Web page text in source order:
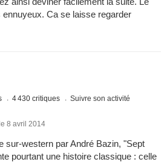
Ca se laisse regarder
4 430 critiques Suivre son activité
8 avril 2014
sur-western par André Bazin, "Sept
pourtant une histoire classique : celle